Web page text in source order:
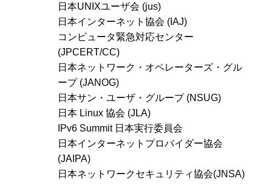
日本UNIXユーザ会 (jus)
日本インターネット協会 (IAJ)
コンピュータ緊急対応センター
(JPCERT/CC)
日本ネットワーク・オペレーターズ・グル
ープ (JANOG)
日本サン・ユーザ・グループ (NSUG)
日本 Linux 協会 (JLA)
IPv6 Summit 日本実行委員会
日本インターネットプロバイダー協会
(JAIPA)
日本ネットワークセキュリティ協会(JNSA)